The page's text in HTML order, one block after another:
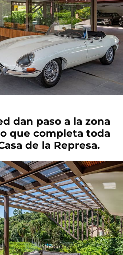
dan paso a la zona
que completa toda
de la Represa.